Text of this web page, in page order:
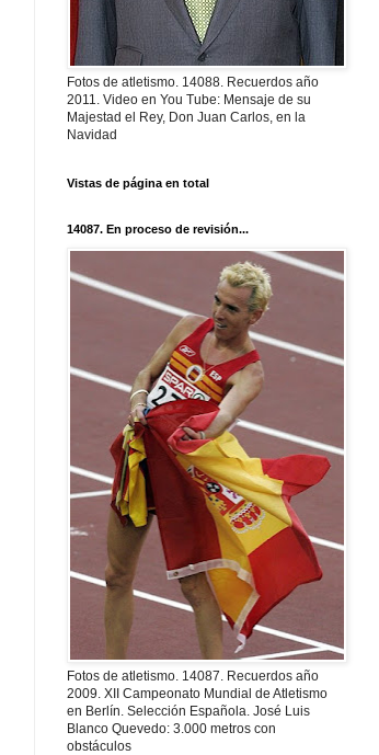
Fotos de atletismo. 14088. Recuerdos año
2011. Video en You Tube: Mensaje de su
Majestad el Rey, Don Juan Carlos, en la
Navidad
Vistas de página en total
14087. En proceso de revisión...
Fotos de atletismo. 14087. Recuerdos año
2009. XII Campeonato Mundial de Atletismo
en Berlín. Selección Española. José Luis
Blanco Quevedo: 3.000 metros con
obstáculos